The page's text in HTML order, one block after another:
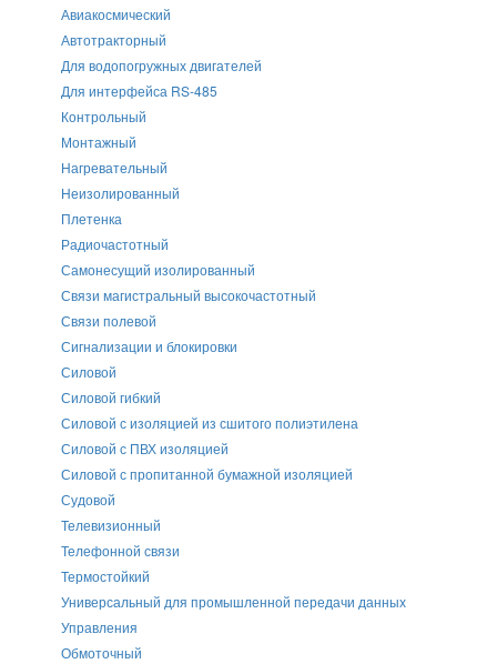
Авиакосмический
Автотракторный
Для водопогружных двигателей
Для интерфейса RS-485
Контрольный
Монтажный
Нагревательный
Неизолированный
Плетенка
Радиочастотный
Самонесущий изолированный
Связи магистральный высокочастотный
Связи полевой
Сигнализации и блокировки
Силовой
Силовой гибкий
Силовой с изоляцией из сшитого полиэтилена
Силовой с ПВХ изоляцией
Силовой с пропитанной бумажной изоляцией
Судовой
Телевизионный
Телефонной связи
Термостойкий
Универсальный для промышленной передачи данных
Управления
Обмоточный